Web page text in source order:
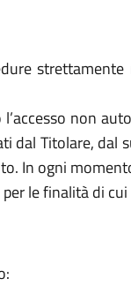
strettamente
non
dal Titolare, dal
In ogni
le finalità di